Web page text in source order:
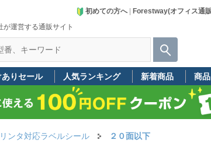
運営する通販サイト
初めての方へ| Forestway(オフィス通
ありセール 人気ランキング 新着商品 商
ンタ対応ラベルシール ２０面以下